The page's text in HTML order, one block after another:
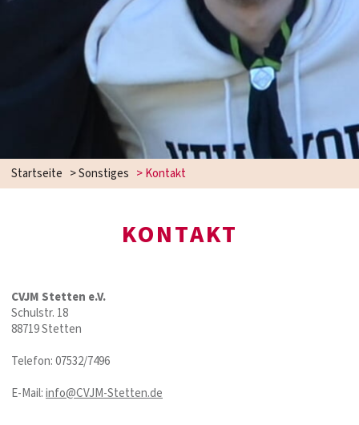
Startseite >Sonstiges >Kontakt
KONTAKT
CVJM Stetten e.V.
Schulstr. 18
88719 Stetten
Telefon: 07532/7496
E-Mail:info@CVJM-Stetten.de